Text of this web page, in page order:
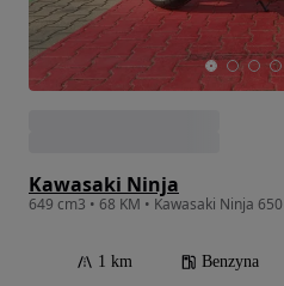
Kawasaki Ninja
649 cm3 • 68 KM • Kawasaki Ninja
1 km Benzyna